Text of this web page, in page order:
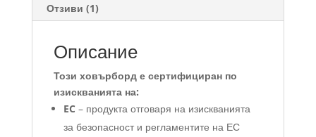
Отзиви (1)
Описание
Този ховърборд е сертифициран по
изискванията на:
EC – продукта отговаря на изискванията
за безопасност и регламентите на ЕС